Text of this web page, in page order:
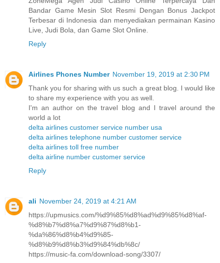
Bandar Game Mesin Slot Resmi Dengan Bonus Jackpot
Terbesar di Indonesia dan menyediakan permainan Kasino
Live, Judi Bola, dan Game Slot Online.
Reply
Airlines Phones Number November 19, 2019 at 2:30 PM
Thank you for sharing with us such a great blog. I would like
to share my experience with you as well.
I'm an author on the travel blog and I travel around the
world a lot
delta airlines customer service number usa
delta airlines telephone number customer service
delta airlines toll free number
delta airline number customer service
Reply
ali November 24, 2019 at 4:21 AM
https://upmusics.com/%d9%85%d8%ad%d9%85%d8%af-
%d8%b7%d8%a7%d9%87%d8%b1-
%da%86%d8%b4%d9%85-
%d8%b9%d8%b3%d9%84%db%8c/
https://music-fa.com/download-song/3307/